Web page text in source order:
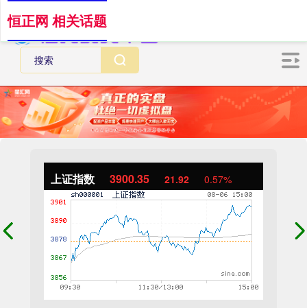
上证指数 3900.35 21.92 0.57%
恒正网 相关话题